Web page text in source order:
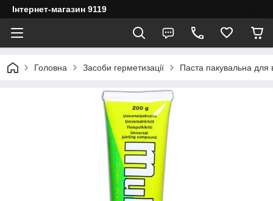
Інтернет-магазин 9119
Головна Засоби герметизації Паста пакувальна